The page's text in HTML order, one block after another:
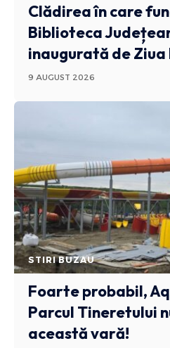
Clădirea în care
Biblioteca
inaugurată de
9 AUGUST 2026
STIRI BUZAU
Foarte probabil,
Parcul Tineretului
această vară!